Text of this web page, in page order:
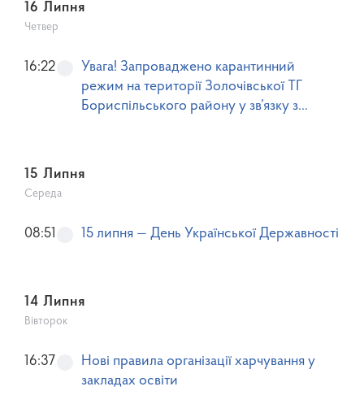
16 Липня
Четвер
Увага! Запроваджено карантинний
режим на території Золочівської ТГ
Бориспільського району у зв’язку з
16:22
15 Липня
Середа
15 липня — День Української Державності
08:51
14 Липня
Вівторок
Нові правила організації харчування у
закладах освіти
16:37